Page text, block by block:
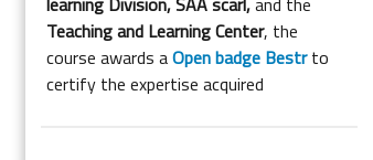
Teaching and Learning Center, the
course awards aOpen badge Bestrto
certify the expertise acquired